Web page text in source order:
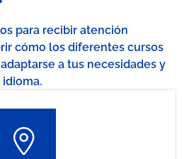
para recibir atención
cómo los diferentes cursos
a tus necesidades y